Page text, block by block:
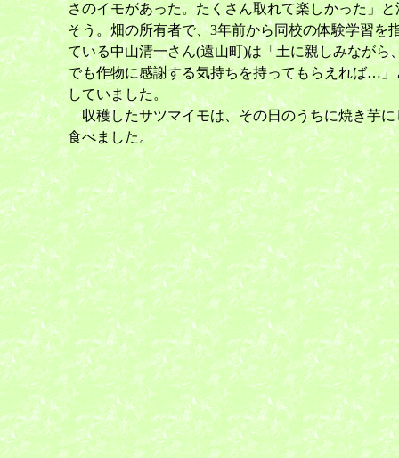
さのイモがあった。たくさん取れて楽しかった」と
そう。畑の所有者で、3年前から同校の体験学習を
ている中山清一さん(遠山町)は「土に親しみながら
でも作物に感謝する気持ちを持ってもらえれば…」
していました。
収穫したサツマイモは、その日のうちに焼き芋に
食べました。